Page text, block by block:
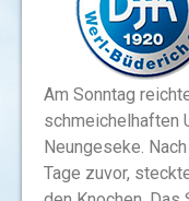
Am Sonntag
schmeichelhaften
Neungeseke.
Tage zuvor,